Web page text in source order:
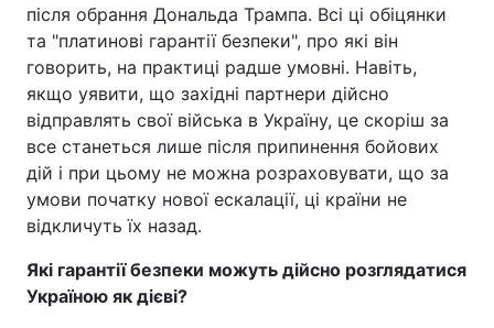
після обрання Дональда Трампа. Всі ці обіцянки
та "платинові гарантії безпеки", про які він
говорить, на практиці радше умовні. Навіть,
якщо уявити, що західні партнери дійсно
відправлять свої війська в Україну, це скоріш за
все станеться лише після припинення бойових
дій і при цьому не можна розраховувати, що за
умови початку нової ескалації, ці країни не
відкличуть їх назад.
Які гарантії безпеки можуть дійсно розглядатися
Україною як дієві?